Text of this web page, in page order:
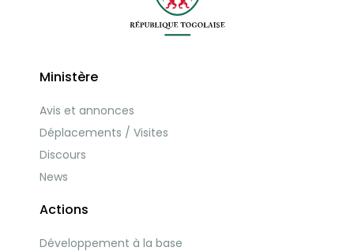
Ministère
Avis et annonces
Déplacements / Visites
Discours
News
Actions
Développement à la base